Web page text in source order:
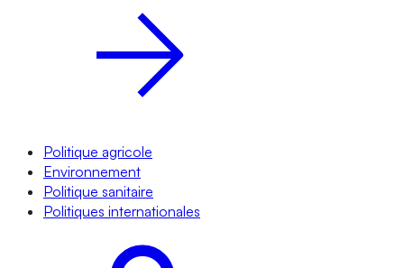
Politique agricole
Environnement
Politique sanitaire
Politiques internationales